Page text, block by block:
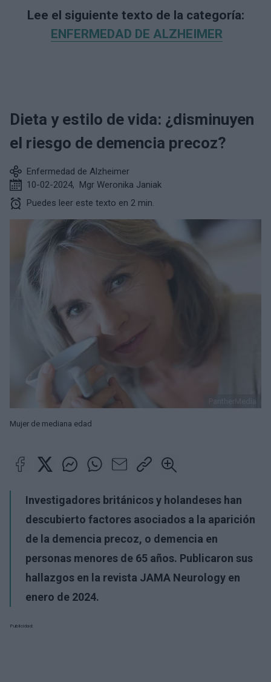
Lee el siguiente texto de la categoría:
ENFERMEDAD DE ALZHEIMER
Dieta y estilo de vida: ¿disminuyen
el riesgo de demencia precoz?
Enfermedad de Alzheimer
10-02-2024, Mgr Weronika Janiak
Puedes leer este texto en 2 min.
Mujer de mediana edad
Investigadores británicos y holandeses han
descubierto factores asociados a la aparición
de la demencia precoz, o demencia en
personas menores de 65 años. Publicaron sus
hallazgos en la revista JAMA Neurology en
enero de 2024.
Publicidad: